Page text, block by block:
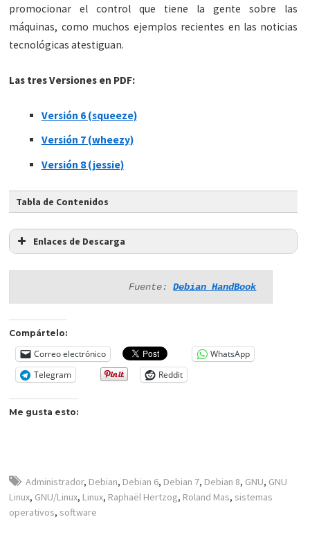
promocionar el control que tiene la gente sobre las
máquinas, como muchos ejemplos recientes en las noticias
tecnológicas atestiguan.
Las tres Versiones en PDF:
Versión 6 (squeeze)
Versión 7 (wheezy)
Versión 8 (jessie)
Tabla de Contenidos
Enlaces de Descarga
Fuente: Debian HandBook
Compártelo:
Correo electrónico
WhatsApp
Telegram
Reddit
Me gusta esto:
Administrador, Debian, Debian 6, Debian 7, Debian 8, GNU, GNU
Linux, GNU/Linux, Linux, Raphaël Hertzog, Roland Mas, sistemas
operativos, software